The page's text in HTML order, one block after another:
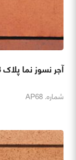
آجر نسوز نما پلاک AP68
شماره. AP68